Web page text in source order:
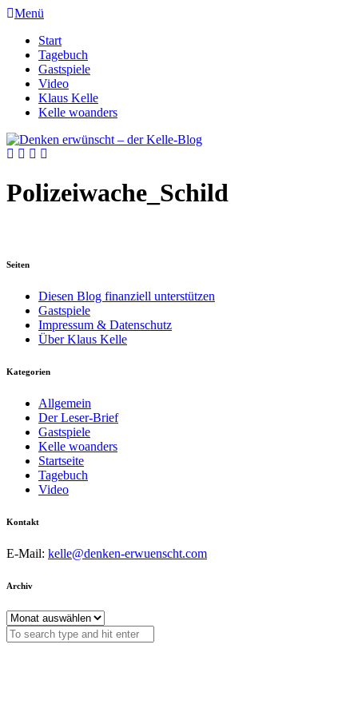
Menü
Start
Tagebuch
Gastspiele
Video
Klaus Kelle
Kelle woanders
Polizeiwache_Schild
Seiten
Diesen Blog finanziell unterstützen
Gastspiele
Impressum & Datenschutz
Über Klaus Kelle
Kategorien
Allgemein
Der Leser-Brief
Gastspiele
Kelle woanders
Startseite
Tagebuch
Video
Kontakt
E-Mail: kelle@denken-erwuenscht.com
Archiv
Archiv